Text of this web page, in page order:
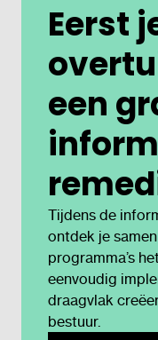
Eerst
een
Tijdens de
ontdek je
programma’s
eenvoudig
draagvlak
bestuur.